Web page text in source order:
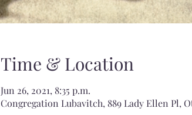
Time & Location
Jun 26, 2021, 8:35 p.m.
Congregation Lubavitch, 889 Lady Ellen Pl,